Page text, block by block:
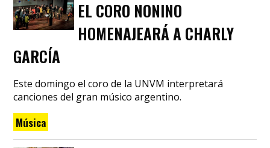
EL CORO NONINO
HOMENAJEARÁ A CHARLY
GARCÍA
Este domingo el coro de la UNVM interpretará
canciones del gran músico argentino.
Música